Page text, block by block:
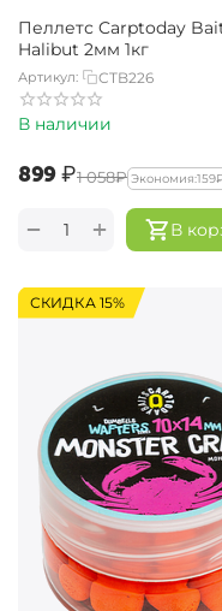
Пеллетс Carptoday
Halibut 2мм 1кг
Артикул: CTB226
В наличии
‍899‍₽‍1 058‍₽ Экономия:‍159‍
В
+
−
СКИДКА 15%